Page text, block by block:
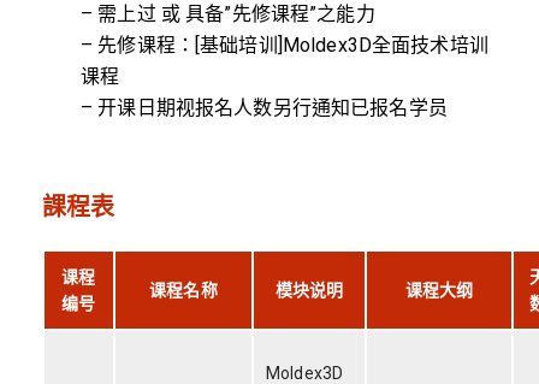
– 需上过 或 具备”先修课程”之能力
– 先修课程：[基础培训]Moldex3D全面技术培训
课程
– 开课日期视报名人数另行通知已报名学员
課程表
课程
编号
课程名称 模块说明 课程大纲
Moldex3D